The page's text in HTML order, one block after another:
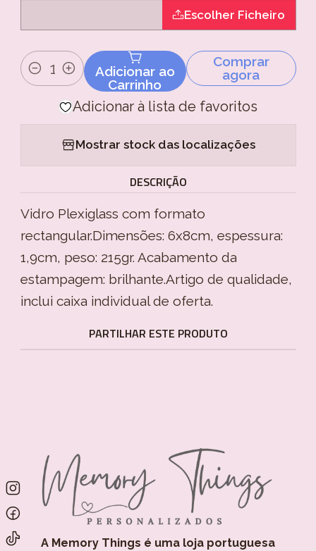
Escolher Ficheiro
Quantidade
Adicionar ao
Carrinho
Comprar
agora
Adicionar à lista de favoritos
Mostrar stock das localizações
DESCRIÇÃO
Vidro Plexiglass com formato
rectangular.Dimensões: 6x8cm, espessura:
1,9cm, peso: 215gr. Acabamento da
estampagem: brilhante.Artigo de qualidade,
inclui caixa individual de oferta.
PARTILHAR ESTE PRODUTO
A Memory Things é uma loja portuguesa